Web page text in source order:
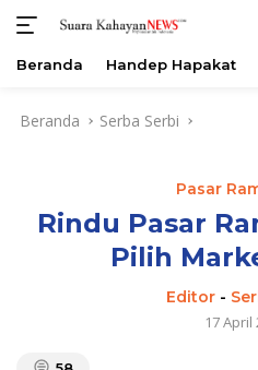
Beranda Handep Hapakat
Beranda Serba Serbi
Pasar
Rindu Pasar
Pilih
Editor -
17 April